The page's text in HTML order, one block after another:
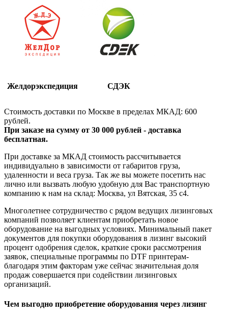
Желдорэкспедиция СДЭК
Стоимость доставки по Москве в пределах МКАД: 600
рублей.
При заказе на сумму от 30 000 рублей - доставка
бесплатная.
При доставке за МКАД стоимость рассчитывается
индивидуально в зависимости от габаритов груза,
удаленности и веса груза. Так же вы можете посетить нас
лично или вызвать любую удобную для Вас транспортную
компанию к нам на склад: Москва, ул Вятская, 35 c4.
Многолетнее сотрудничество с рядом ведущих лизинговых
компаний позволяет клиентам приобретать новое
оборудование на выгодных условиях. Минимальный пакет
документов для покупки оборудования в лизинг высокий
процент одобрения сделок, краткие сроки рассмотрения
заявок, специальные программы по DTF принтерам-
благодаря этим факторам уже сейчас значительная доля
продаж совершается при содействии лизинговых
организаций.
Чем выгодно приобретение оборудования через лизинг